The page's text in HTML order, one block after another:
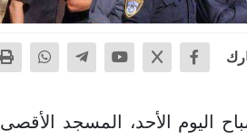
متطرفًا، صباح اليوم الأحد، المسجد الأقصى